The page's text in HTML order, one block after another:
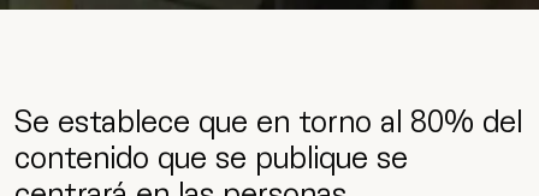
Se establece que en torno al 80% del
contenido que se publique se